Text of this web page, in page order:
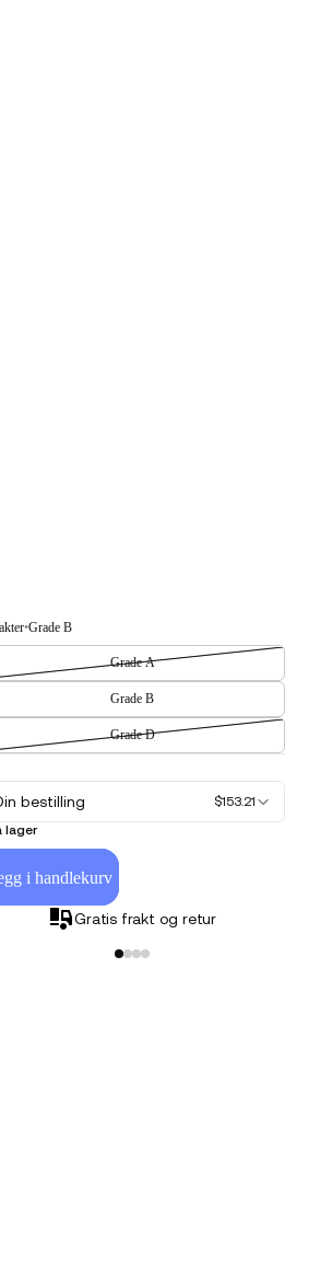
•Grade B
Grade A
Grade B
Grade D
bestilling
$153.21
lager
i handlekurv
Gratis frakt og retur